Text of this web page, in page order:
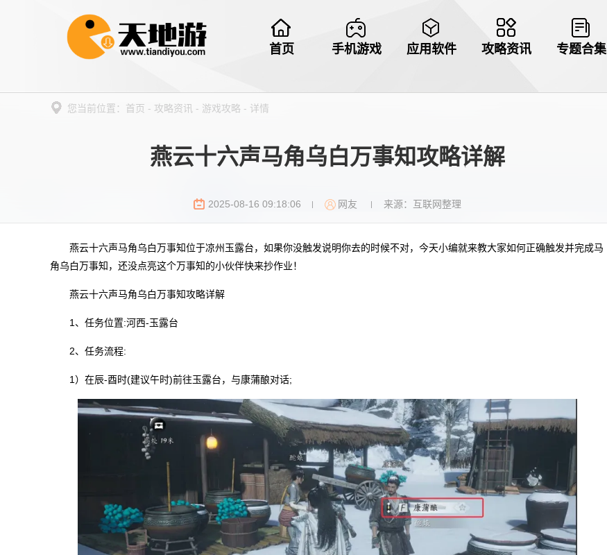
首页 手机游戏 应用软件 攻略资讯 专题合集
您当前位置： 首页 - 攻略资讯 - 游戏攻略 - 详情
燕云十六声马角乌白万事知攻略详解​
2025-08-16 09:18:06 | 网友 | 来源：互联网整理
燕云十六声马角乌白万事知位于凉州玉露台，如果你没触发说明你去的时候不对，今天小编就来教大家如何正确触发并完成马
角乌白万事知，还没点亮这个万事知的小伙伴快来抄作业！
燕云十六声马角乌白万事知攻略详解
1、任务位置:河西-玉露台
2、任务流程:
1）在辰-酉时(建议午时)前往玉露台，与康蒲酿对话;